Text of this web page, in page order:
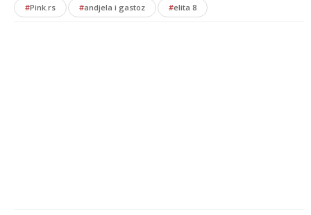
#Pink.rs #andjela i gastoz #elita 8